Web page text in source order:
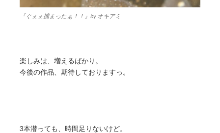
『ぐぇぇ捕まったぁ！！』by オキアミ
楽しみは、増えるばかり。
今後の作品、期待しておりますっ。
3本潜っても、時間足りないけど。